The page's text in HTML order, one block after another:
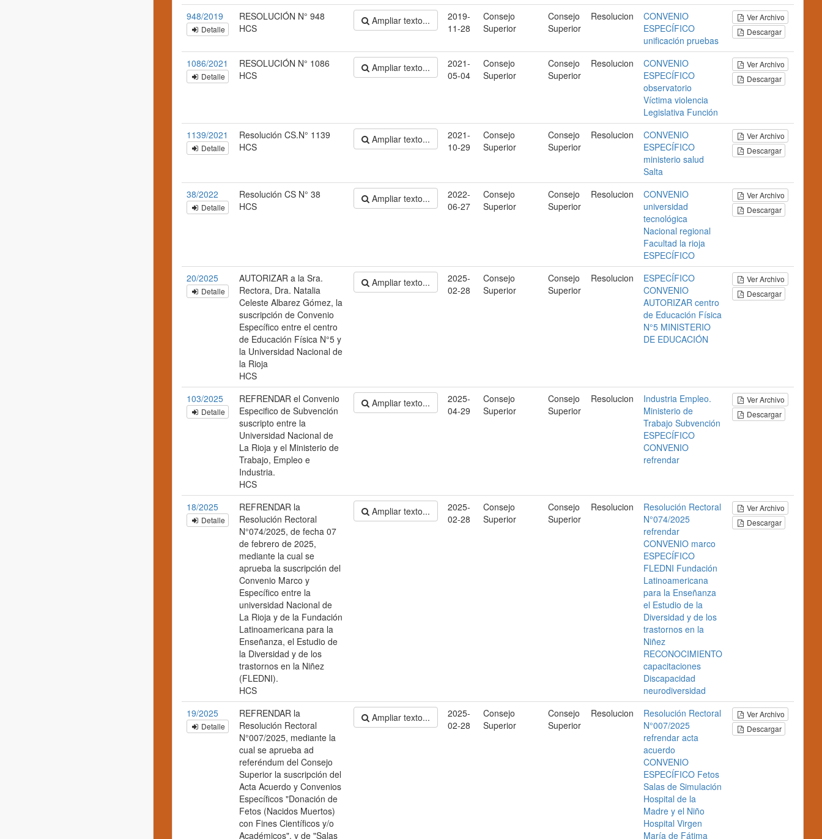
948/2019
Detalle
RESOLUCIÓN N° 948
HCS
Ampliar texto...
2019-
11-28
Consejo
Superior
Consejo
Superior
Resolucion
CONVENIO
ESPECÍFICO
unificación pruebas
Ver Archivo
Descargar
1086/2021
Detalle
RESOLUCIÓN N° 1086
HCS
Ampliar texto...
2021-
05-04
Consejo
Superior
Consejo
Superior
Resolucion
CONVENIO
ESPECÍFICO
observatorio
Víctima violencia
Legislativa Función
Ver Archivo
Descargar
1139/2021
Detalle
Resolución CS.N° 1139
HCS
Ampliar texto...
2021-
10-29
Consejo
Superior
Consejo
Superior
Resolucion
CONVENIO
ESPECÍFICO
ministerio salud
Salta
Ver Archivo
Descargar
38/2022
Detalle
Resolución CS N° 38
HCS
Ampliar texto...
2022-
06-27
Consejo
Superior
Consejo
Superior
Resolucion
CONVENIO
universidad
tecnológica
Nacional regional
Facultad la rioja
ESPECÍFICO
Ver Archivo
Descargar
20/2025
Detalle
AUTORIZAR a la Sra.
Rectora, Dra. Natalia
Celeste Albarez Gómez, la
suscripción de Convenio
Específico entre el centro
de Educación Física N°5 y
la Universidad Nacional de
la Rioja
HCS
Ampliar texto...
2025-
02-28
Consejo
Superior
Consejo
Superior
Resolucion
ESPECÍFICO
CONVENIO
AUTORIZAR centro
de Educación Física
N°5 MINISTERIO
DE EDUCACIÓN
Ver Archivo
Descargar
103/2025
Detalle
REFRENDAR el Convenio
Especifico de Subvención
suscripto entre la
Universidad Nacional de
La Rioja y el Ministerio de
Trabajo, Empleo e
Industria.
HCS
Ampliar texto...
2025-
04-29
Consejo
Superior
Consejo
Superior
Resolucion Industria Empleo.
Ministerio de
Trabajo Subvención
ESPECÍFICO
CONVENIO
refrendar
Ver Archivo
Descargar
18/2025
Detalle
REFRENDAR la
Resolución Rectoral
N°074/2025, de fecha 07
de febrero de 2025,
mediante la cual se
aprueba la suscripción del
Convenio Marco y
Específico entre la
universidad Nacional de
La Rioja y de la Fundación
Latinoamericana para la
Enseñanza, el Estudio de
la Diversidad y de los
trastornos en la Niñez
(FLEDNI).
HCS
Ampliar texto...
2025-
02-28
Consejo
Superior
Consejo
Superior
Resolucion
Resolución Rectoral
N°074/2025
refrendar
CONVENIO marco
ESPECÍFICO
FLEDNI Fundación
Latinoamericana
para la Enseñanza
el Estudio de la
Diversidad y de los
trastornos en la
Niñez
RECONOCIMIENTO
capacitaciones
Discapacidad
neurodiversidad
Ver Archivo
Descargar
19/2025
Detalle
REFRENDAR la
Resolución Rectoral
N°007/2025, mediante la
cual se aprueba ad
referéndum del Consejo
Superior la suscripción del
Acta Acuerdo y Convenios
Específicos "Donación de
Fetos (Nacidos Muertos)
con Fines Científicos y/o
Académicos", y de "Salas
Ampliar texto...
2025-
02-28
Consejo
Superior
Consejo
Superior
Resolucion
Resolución Rectoral
N°007/2025
refrendar acta
acuerdo
CONVENIO
ESPECÍFICO Fetos
Salas de Simulación
Hospital de la
Madre y el Niño
Hospital Virgen
María de Fátima
Ver Archivo
Descargar